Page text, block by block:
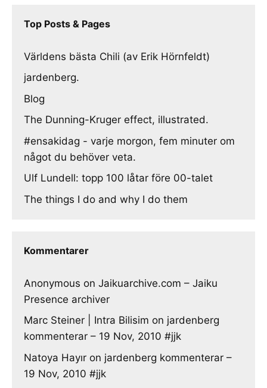
Top Posts & Pages
Världens bästa Chili (av Erik Hörnfeldt)
jardenberg.
Blog
The Dunning-Kruger effect, illustrated.
#ensakidag - varje morgon, fem minuter om
något du behöver veta.
Ulf Lundell: topp 100 låtar före 00-talet
The things I do and why I do them
Kommentarer
Anonymous on Jaikuarchive.com – Jaiku
Presence archiver
Marc Steiner | Intra Bilisim on jardenberg
kommenterar – 19 Nov, 2010 #jjk
Natoya Hayır on jardenberg kommenterar –
19 Nov, 2010 #jjk